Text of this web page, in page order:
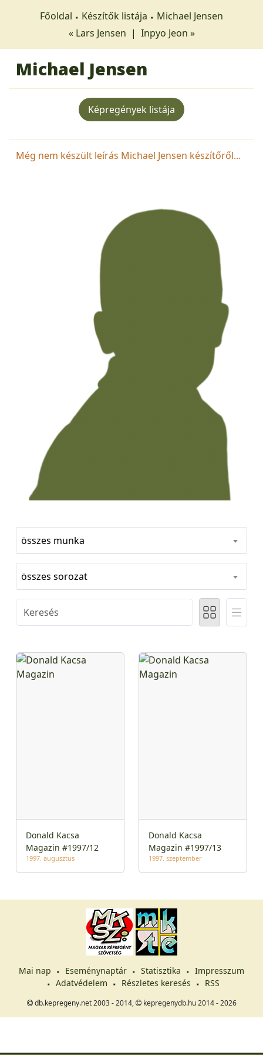
Főoldal Készítők listája
Michael Jensen
« Lars Jensen | Inpyo Jeon »
Michael Jensen
Képregények listája
Még nem készült leírás Michael Jensen készítőről...
összes munka
összes sorozat
Donald Kacsa
Magazin #1997/12
1997. augusztus
Donald Kacsa
Magazin #1997/13
1997. szeptember
Mai nap Eseménynaptár Statisztika
Impresszum
Adatvédelem
Részletes keresés RSS
db.kepregeny.net 2003 - 2014, kepregenydb.hu 2014 - 2026